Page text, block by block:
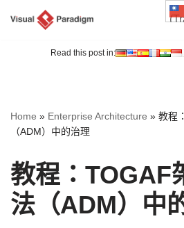
Read this post in:
Home » Enterprise Architecture » 教程
（ADM）中的治理
教程：TOGAF
法（ADM）中